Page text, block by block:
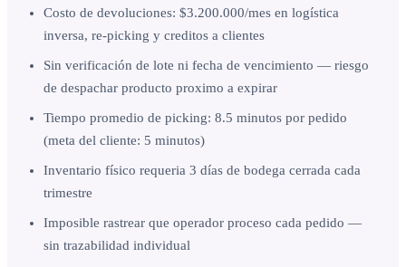
Costo de devoluciones: $3.200.000/mes en logística
inversa, re-picking y creditos a clientes
Sin verificación de lote ni fecha de vencimiento — riesgo
de despachar producto proximo a expirar
Tiempo promedio de picking: 8.5 minutos por pedido
(meta del cliente: 5 minutos)
Inventario físico requeria 3 días de bodega cerrada cada
trimestre
Imposible rastrear que operador proceso cada pedido —
sin trazabilidad individual